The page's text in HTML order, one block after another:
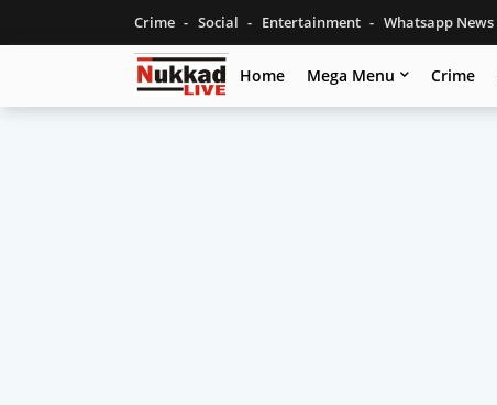
Crime Social Entertainment Whatsapp News
Home Mega Menu Crime